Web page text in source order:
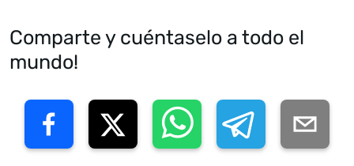
Comparte y cuéntaselo a todo el
mundo!